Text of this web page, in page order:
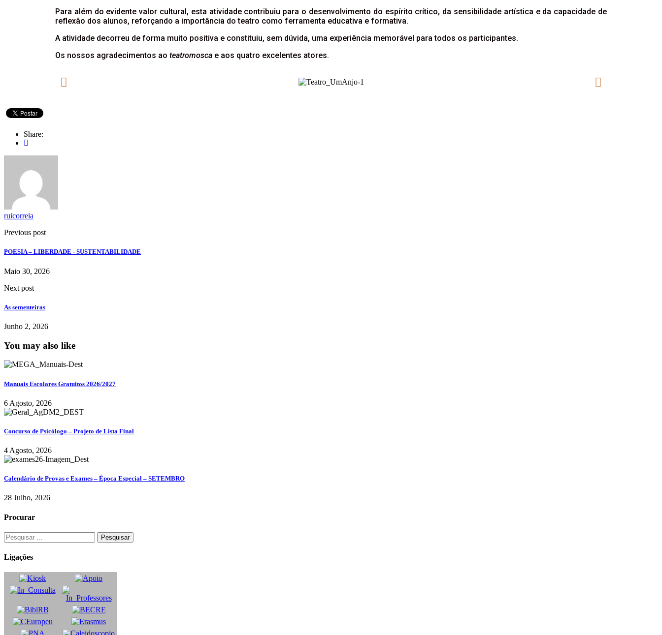
Para além do evidente valor cultural, esta atividade contribuiu para o desenvolvimento do espírito crítico, da sensibilidade artística e da capacidade de
reflexão dos alunos, reforçando a importância do teatro como ferramenta educativa e formativa.
A atividade decorreu de forma muito positiva e constituiu, sem dúvida, uma experiência memorável para todos os participantes.
Os nossos agradecimentos ao teatromosca e aos quatro excelentes atores.
Share:
ruicorreia
Previous post
POESIA – LIBERDADE - SUSTENTABILIDADE
Maio 30, 2026
Next post
As sementeiras
Junho 2, 2026
You may also like
Manuais Escolares Gratuitos 2026/2027
6 Agosto, 2026
Concurso de Psicólogo – Projeto de Lista Final
4 Agosto, 2026
Calendário de Provas e Exames – Época Especial – SETEMBRO
28 Julho, 2026
Procurar
Ligações